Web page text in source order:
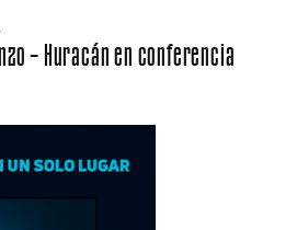
– Huracán en conferencia